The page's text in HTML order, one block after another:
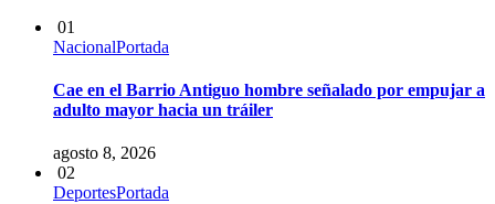
01
NacionalPortada
Cae en el Barrio Antiguo hombre señalado por empujar a
adulto mayor hacia un tráiler
agosto 8, 2026
02
DeportesPortada